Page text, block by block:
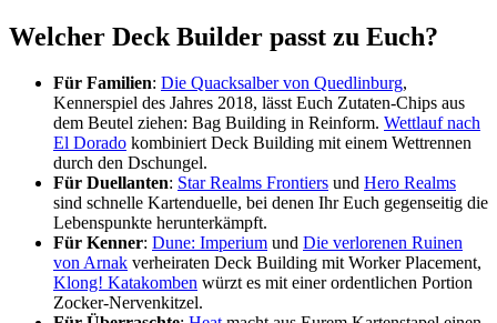
Welcher Deck Builder passt zu Euch?
Für Familien: Die Quacksalber von Quedlinburg,
Kennerspiel des Jahres 2018, lässt Euch Zutaten-Chips aus
dem Beutel ziehen: Bag Building in Reinform. Wettlauf nach
El Dorado kombiniert Deck Building mit einem Wettrennen
durch den Dschungel.
Für Duellanten: Star Realms Frontiers und Hero Realms
sind schnelle Kartenduelle, bei denen Ihr Euch gegenseitig die
Lebenspunkte herunterkämpft.
Für Kenner: Dune: Imperium und Die verlorenen Ruinen
von Arnak verheiraten Deck Building mit Worker Placement,
Klong! Katakomben würzt es mit einer ordentlichen Portion
Zocker-Nervenkitzel.